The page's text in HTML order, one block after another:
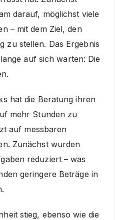
darauf, möglichst viele
– mit dem Ziel, den
zu stellen. Das Ergebnis
auf sich warten: Die
hat die Beratung ihren
mehr Stunden zu
auf messbaren
Zunächst wurden
reduziert – was
geringere Beträge in
stieg, ebenso wie die